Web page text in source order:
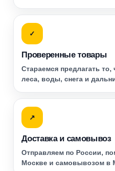
✓
Проверенные товары
Стараемся предлагать то,
леса, воды, снега и
↗
Доставка и самовывоз
Отправляем по России,
Москве и самовывозом в